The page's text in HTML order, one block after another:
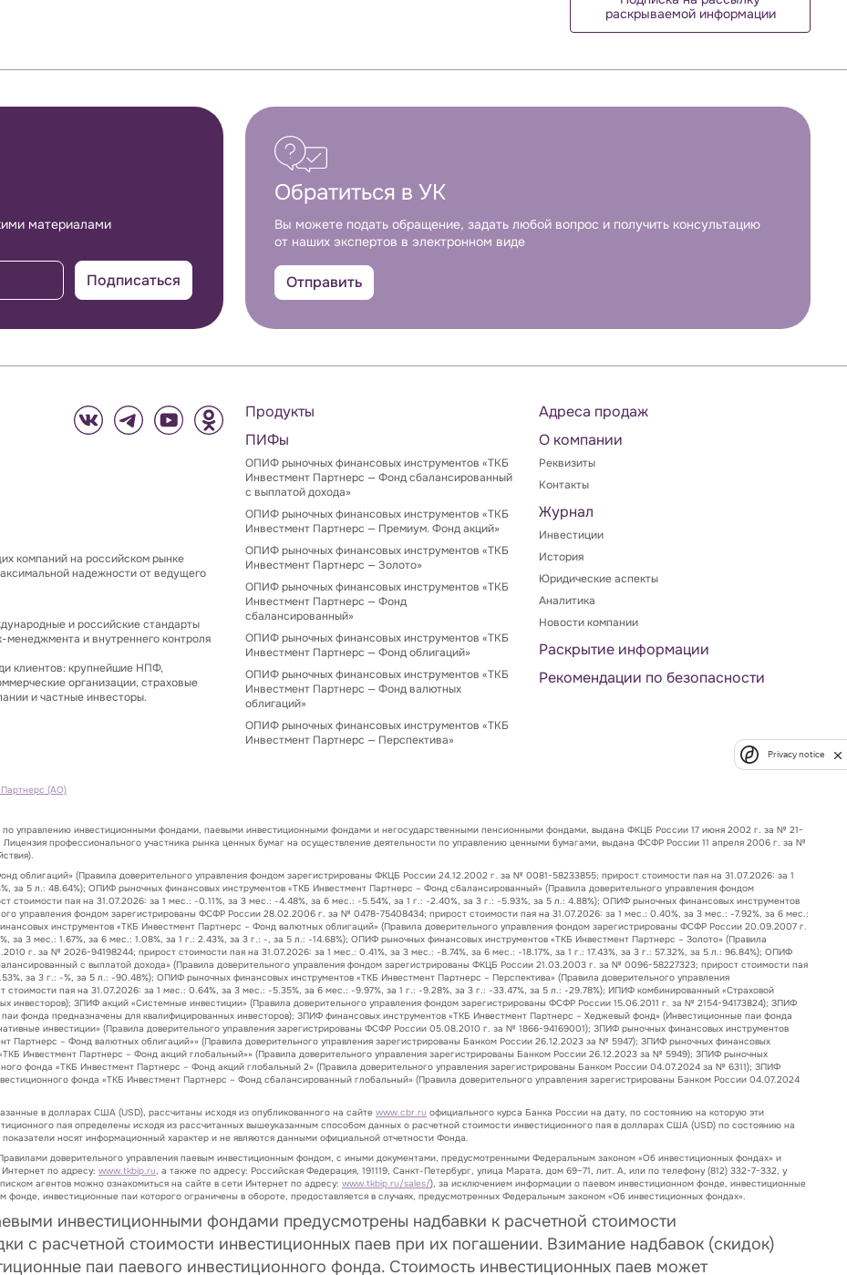
раскрываемой информации
материалами
Подписаться
Обратиться в УК
Вы можете подать обращение, задать любой вопрос и получить консультацию
от наших экспертов в электронном виде
Отправить
компаний на российском рынке
надежности от ведущего
и российские стандарты
менеджмента и внутреннего контроля
клиентов: крупнейшие НПФ,
организации, страховые
и частные инвесторы.
Продукты
ПИФы
ОПИФ рыночных финансовых инструментов «ТКБ
Инвестмент Партнерс — Фонд сбалансированный
с выплатой дохода»
ОПИФ рыночных финансовых инструментов «ТКБ
Инвестмент Партнерс — Премиум. Фонд акций»
ОПИФ рыночных финансовых инструментов «ТКБ
Инвестмент Партнерс — Золото»
ОПИФ рыночных финансовых инструментов «ТКБ
Инвестмент Партнерс — Фонд
сбалансированный»
ОПИФ рыночных финансовых инструментов «ТКБ
Инвестмент Партнерс — Фонд облигаций»
ОПИФ рыночных финансовых инструментов «ТКБ
Инвестмент Партнерс — Фонд валютных
облигаций»
ОПИФ рыночных финансовых инструментов «ТКБ
Инвестмент Партнерс — Перспектива»
Адреса продаж
О компании
Реквизиты
Контакты
Журнал
Инвестиции
История
Юридические аспекты
Аналитика
Новости компании
Раскрытие информации
Рекомендации по безопасности
Партнерс (АО)
управлению инвестиционными фондами, паевыми инвестиционными фондами и негосударственными пенсионными фондами, выдана ФКЦБ России 17 июня 2002 г. за № 21-
профессионального участника рынка ценных бумаг на осуществление деятельности по управлению ценными бумагами, выдана ФСФР России 11 апреля 2006 г. за №
облигаций» (Правила доверительного управления фондом зарегистрированы ФКЦБ России 24.12.2002 г. за № 0081-58233855; прирост стоимости пая на 31.07.2026: за 1
за 5 л.: 48.64%); ОПИФ рыночных финансовых инструментов «ТКБ Инвестмент Партнерс – Фонд сбалансированный» (Правила доверительного управления фондом
пая на 31.07.2026: за 1 мес.: -0.11%, за 3 мес.: -4.48%, за 6 мес.: -5.54%, за 1 г.: -2.40%, за 3 г.: -5.93%, за 5 л.: 4.88%); ОПИФ рыночных финансовых инструментов
управления фондом зарегистрированы ФСФР России 28.02.2006 г. за № 0478-75408434; прирост стоимости пая на 31.07.2026: за 1 мес.: 0.40%, за 3 мес.: -7.92%, за 6 мес.:
инструментов «ТКБ Инвестмент Партнерс – Фонд валютных облигаций» (Правила доверительного управления фондом зарегистрированы ФСФР России 20.09.2007 г.
за 3 мес.: 1.67%, за 6 мес.: 1.08%, за 1 г.: 2.43%, за 3 г.: -, за 5 л.: -14.68%); ОПИФ рыночных финансовых инструментов «ТКБ Инвестмент Партнерс – Золото» (Правила
г. за № 2026-94198244; прирост стоимости пая на 31.07.2026: за 1 мес.: 0.41%, за 3 мес.: -8.74%, за 6 мес.: -18.17%, за 1 г.: 17.43%, за 3 г.: 57.32%, за 5 л.: 96.84%); ОПИФ
с выплатой дохода» (Правила доверительного управления фондом зарегистрированы ФКЦБ России 21.03.2003 г. за № 0096-58227323; прирост стоимости пая
за 3 г.: -%, за 5 л.: -90.48%); ОПИФ рыночных финансовых инструментов «ТКБ Инвестмент Партнерс – Перспектива» (Правила доверительного управления
пая на 31.07.2026: за 1 мес.: 0.64%, за 3 мес.: -5.35%, за 6 мес.: -9.97%, за 1 г.: -9.28%, за 3 г.: -33.47%, за 5 л.: -29.78%); ИПИФ комбинированный «Страховой
инвесторов); ЗПИФ акций «Системные инвестиции» (Правила доверительного управления фондом зарегистрированы ФСФР России 15.06.2011 г. за № 2154-94173824); ЗПИФ
фонда предназначены для квалифицированных инвесторов); ЗПИФ финансовых инструментов «ТКБ Инвестмент Партнерс – Хеджевый фонд» (Инвестиционные паи фонда
инвестиции» (Правила доверительного управления зарегистрированы ФСФР России 05.08.2010 г. за № 1866-94169001); ЗПИФ рыночных финансовых инструментов
Партнерс – Фонд валютных облигаций»» (Правила доверительного управления зарегистрированы Банком России 26.12.2023 за № 5947); ЗПИФ рыночных финансовых
Инвестмент Партнерс – Фонд акций глобальный»» (Правила доверительного управления зарегистрированы Банком России 26.12.2023 за № 5949); ЗПИФ рыночных
фонда «ТКБ Инвестмент Партнерс – Фонд акций глобальный 2» (Правила доверительного управления зарегистрированы Банком России 04.07.2024 за № 6311); ЗПИФ
фонда «ТКБ Инвестмент Партнерс – Фонд сбалансированный глобальный» (Правила доверительного управления зарегистрированы Банком России 04.07.2024
в долларах США (USD), рассчитаны исходя из опубликованного на сайте www.cbr.ru официального курса Банка России на дату, по состоянию на которую эти
пая определены исходя из рассчитанных вышеуказанным способом данных о расчетной стоимости инвестиционного пая в долларах США (USD) по состоянию на
носят информационный характер и не являются данными официальной отчетности Фонда.
доверительного управления паевым инвестиционным фондом, с иными документами, предусмотренными Федеральным законом «Об инвестиционных фондах» и
по адресу: www.tkbip.ru, а также по адресу: Российская Федерация, 191119, Санкт-Петербург, улица Марата, дом 69–71, лит. А, или по телефону (812) 332-7-332, у
агентов можно ознакомиться на сайте в сети Интернет по адресу: www.tkbip.ru/sales/), за исключением информации о паевом инвестиционном фонде, инвестиционные
инвестиционные паи которого ограничены в обороте, предоставляется в случаях, предусмотренных Федеральным законом «Об инвестиционных фондах».
инвестиционными фондами предусмотрены надбавки к расчетной стоимости
с расчетной стоимости инвестиционных паев при их погашении. Взимание надбавок (скидок)
паи паевого инвестиционного фонда. Стоимость инвестиционных паев может
Privacy notice